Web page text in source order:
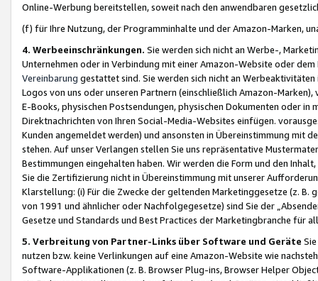
Online-Werbung bereitstellen, soweit nach den anwendbaren
(f) für Ihre Nutzung, der Programminhalte und der Amazon-Marken,
4. Werbeeinschränkungen. Sie werden sich nicht an Werbe-,
Unternehmen oder in Verbindung mit einer Amazon-Website oder
Vereinbarung gestattet sind. Sie werden sich nicht an
Logos von uns oder unseren Partnern (einschließlich Amazon-
E-Books, physischen Postsendungen, physischen Dokumenten oder in
Direktnachrichten von Ihren Social-Media-Websites einfügen.
Kunden angemeldet werden) und ansonsten in Übereinstimmung mit
stehen. Auf unser Verlangen stellen Sie uns repräsentative
Bestimmungen eingehalten haben. Wir werden die Form und den
Sie die Zertifizierung nicht in Übereinstimmung mit unserer
Klarstellung: (i) Für die Zwecke der geltenden Marketinggesetze (z. B.
von 1991 und ähnlicher oder Nachfolgegesetze) sind Sie der
Gesetze und Standards und Best Practices der Marketingbranche für
5. Verbreitung von Partner-Links über Software und Geräte
nutzen bzw. keine Verlinkungen auf eine Amazon-Website wie
Software-Applikationen (z. B. Browser Plug-ins, Browser Helper